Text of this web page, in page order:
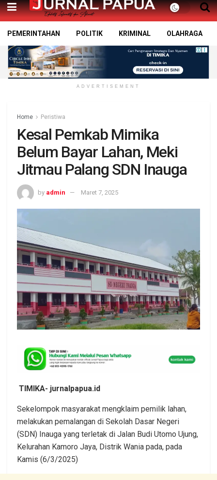
PEMERINTAHAN POLITIK KRIMINAL OLAHRAGA
ADVERTISEMENT
Home Peristiwa
Kesal Pemkab Mimika
Belum Bayar Lahan, Meki
Jitmau Palang SDN Inauga
by admin Maret 7, 2025
TIMIKA- jurnalpapua.id
Sekelompok masyarakat mengklaim pemilik lahan,
melakukan pemalangan di Sekolah Dasar Negeri
(SDN) Inauga yang terletak di Jalan Budi Utomo Ujung,
Kelurahan Kamoro Jaya, Distrik Wania pada, pada
Kamis (6/3/2025)